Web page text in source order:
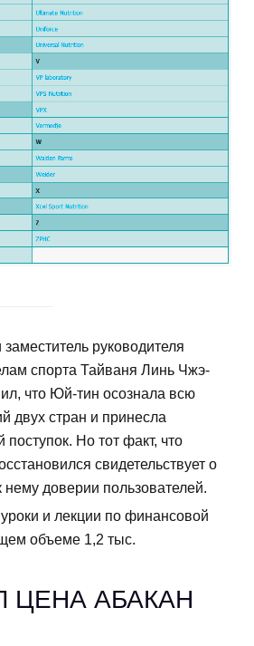
руководителя
спорта Тайваня Линь Чжэ-
что Юй-тин осознала всю
двух стран и принесла
поступок. Но тот факт, что
свидетельствует о
доверии пользователей.
и лекции по финансовой
объеме 1,2 тыс.
ЦЕНА АБАКАН